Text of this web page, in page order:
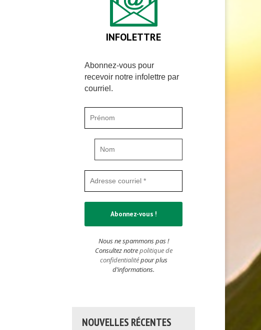
INFOLETTRE
Abonnez-vous pour
recevoir notre infolettre par
courriel.
Nous ne spammons pas !
Consultez notrepolitique de
confidentialitépour plus
d’informations.
NOUVELLES RÉCENTES